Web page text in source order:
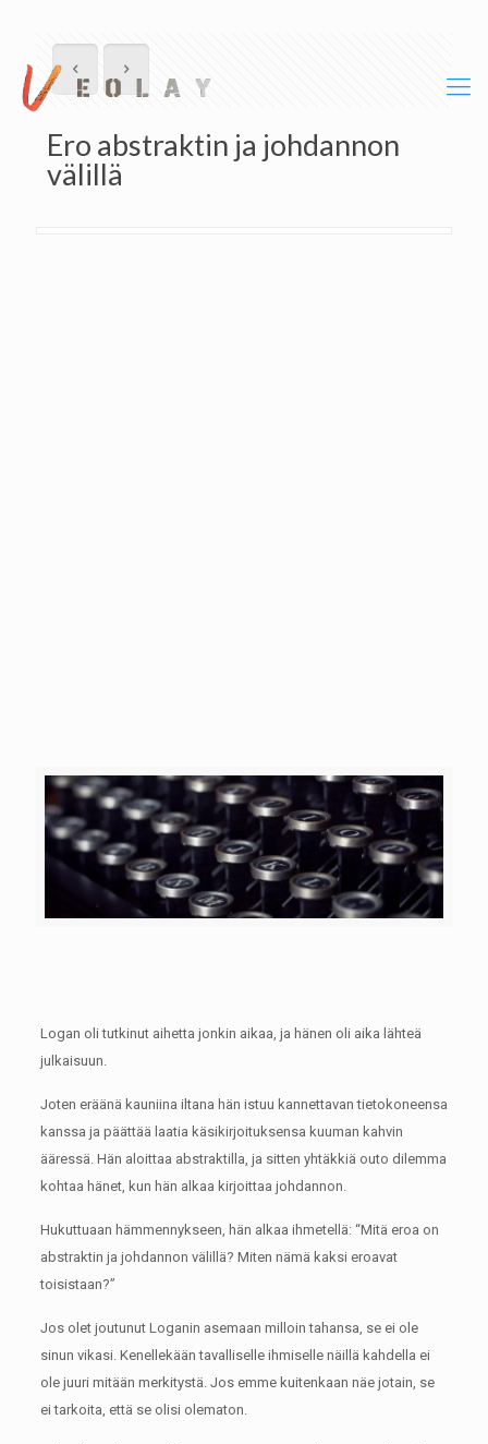
Ero abstraktin ja johdannon
välillä
Logan oli tutkinut aihetta jonkin aikaa, ja hänen oli aika lähteä
julkaisuun.
Joten eräänä kauniina iltana hän istuu kannettavan tietokoneensa
kanssa ja päättää laatia käsikirjoituksensa kuuman kahvin
ääressä. Hän aloittaa abstraktilla, ja sitten yhtäkkiä outo dilemma
kohtaa hänet, kun hän alkaa kirjoittaa johdannon.
Hukuttuaan hämmennykseen, hän alkaa ihmetellä: “Mitä eroa on
abstraktin ja johdannon välillä? Miten nämä kaksi eroavat
toisistaan?”
Jos olet joutunut Loganin asemaan milloin tahansa, se ei ole
sinun vikasi. Kenellekään tavalliselle ihmiselle näillä kahdella ei
ole juuri mitään merkitystä. Jos emme kuitenkaan näe jotain, se
ei tarkoita, että se olisi olematon.